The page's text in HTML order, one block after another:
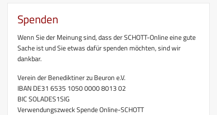
Spenden
Wenn Sie der Meinung sind, dass der SCHOTT-Online eine gute
Sache ist und Sie etwas dafür spenden möchten, sind wir
dankbar.
Verein der Benediktiner zu Beuron e.V.
IBAN DE31 6535 1050 0000 8013 02
BIC SOLADES1SIG
Verwendungszweck Spende Online-SCHOTT